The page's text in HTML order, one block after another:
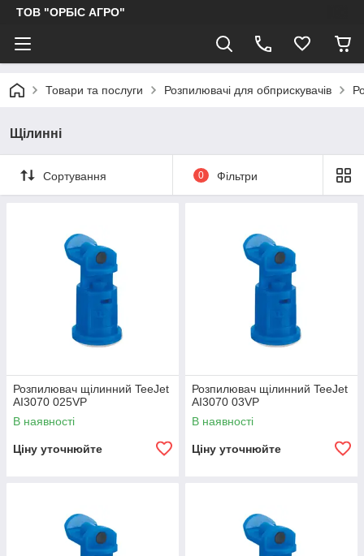
ТОВ "ОРБІС АГРО"
Товари та послуги Розпилювачі для обприскувачів
Щілинні
Сортування 0 Фільтри
Розпилювач щілинний TeeJet
AI3070 025VP
В наявності
Ціну уточнюйте
Розпилювач щілинний TeeJet
AI3070 03VP
В наявності
Ціну уточнюйте